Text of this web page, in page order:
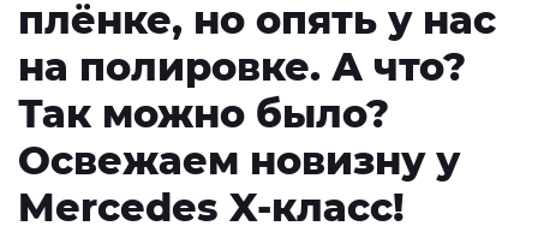
плёнке, но опять у нас
на полировке. А что?
Так можно было?
Освежаем новизну у
Mercedes X-класс!